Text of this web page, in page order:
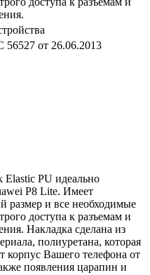
от 26.06.2013
Elastic PU идеально
P8 Lite. Имеет
размер и все необходимые
доступа к разъемам и
Накладка сделана из
полиуретана, которая
корпус Вашего телефона от
появления царапин и